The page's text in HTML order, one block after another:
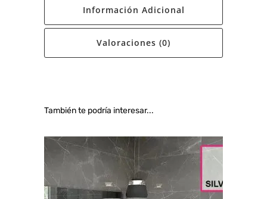
Información Adicional
Valoraciones (0)
También te podría interesar...